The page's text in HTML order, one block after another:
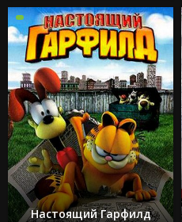
Настоящий Гарфилд